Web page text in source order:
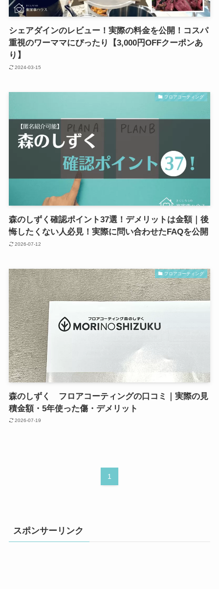
シェアダインのレビュー！実際の料金を公開！コスパ
重視のワーママにぴったり【3,000円OFFクーポンあ
り】
2024-03-15
フロアコーティング
森のしずく確認ポイント37選！デメリットは金額｜後
悔したくない人必見！実際に問い合わせたFAQを公開
2026-07-12
フロアコーティング
森のしずく フロアコーティングの口コミ｜実際の見
積金額・5年使った傷・デメリット
2026-07-19
1
スポンサーリンク